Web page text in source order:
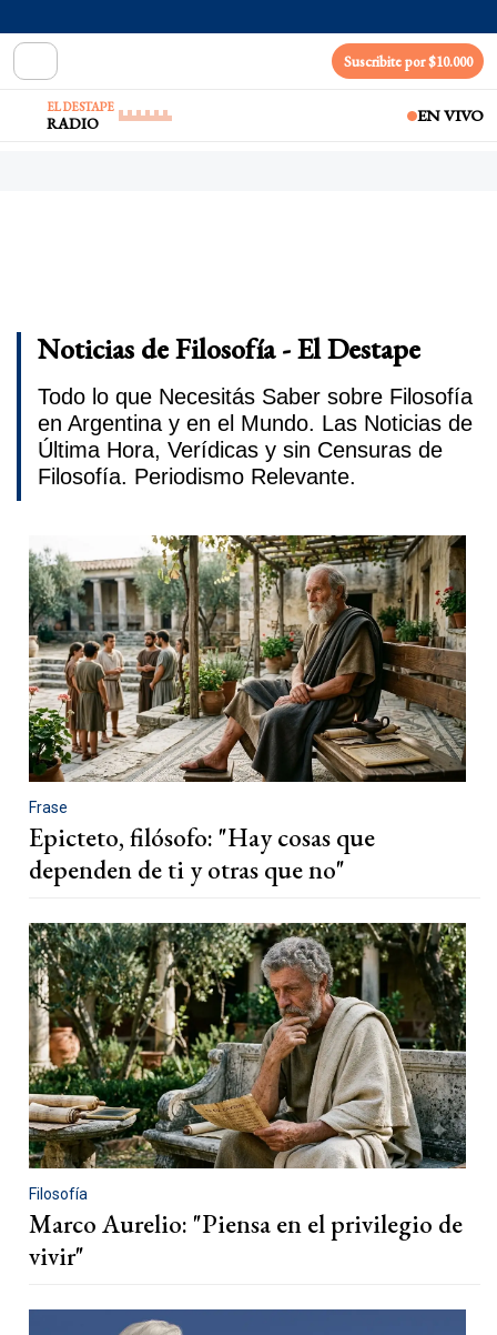
Suscribite por $10.000
EL DESTAPE
RADIO EN VIVO
Noticias de Filosofía - El Destape
Todo lo que Necesitás Saber sobre Filosofía
en Argentina y en el Mundo. Las Noticias de
Última Hora, Verídicas y sin Censuras de
Filosofía. Periodismo Relevante.
Frase
Epicteto, filósofo: "Hay cosas que
dependen de ti y otras que no"
Filosofía
Marco Aurelio: "Piensa en el privilegio de
vivir"